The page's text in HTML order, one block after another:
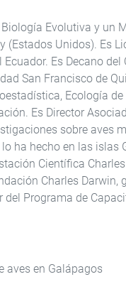
Evolutiva y un
(Estados Unidos). Es
Es Decano del
San Francisco de
Ecología
Es Director
sobre aves
ha hecho en las islas
Científica
Charles Darwin,
Programa de
aves en Galápagos